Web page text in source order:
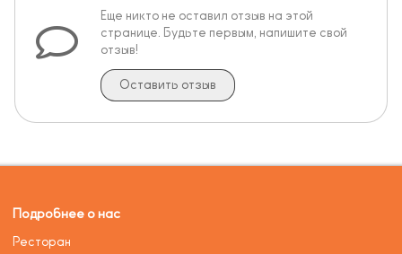
Еще никто не оставил отзыв на этой
странице. Будьте первым, напишите свой
отзыв!
Оставить отзыв
Подробнее о нас
Ресторан